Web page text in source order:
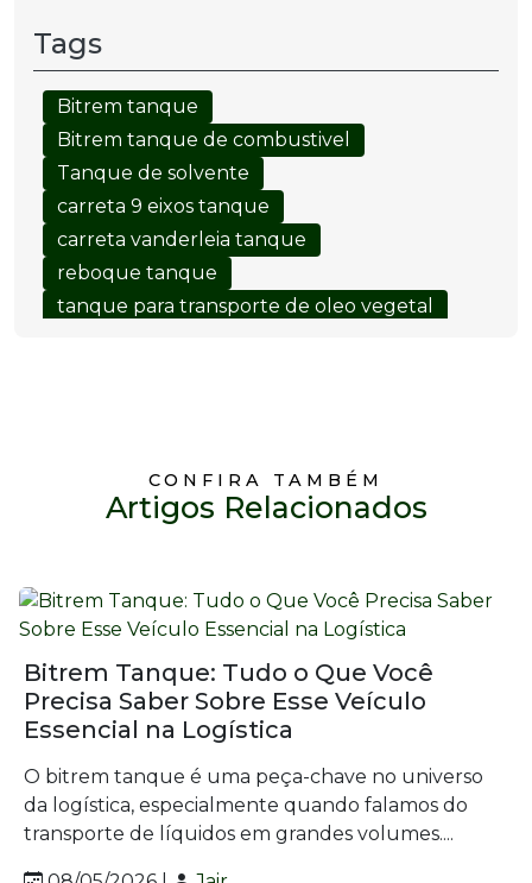
Tags
Bitrem tanque
Bitrem tanque de combustivel
Tanque de solvente
carreta 9 eixos tanque
carreta vanderleia tanque
reboque tanque
tanque para transporte de oleo vegetal
CONFIRA TAMBÉM
Artigos Relacionados
Bitrem Tanque: Tudo o Que Você
Precisa Saber Sobre Esse Veículo
Essencial na Logística
O bitrem tanque é uma peça-chave no universo
da logística, especialmente quando falamos do
transporte de líquidos em grandes volumes....